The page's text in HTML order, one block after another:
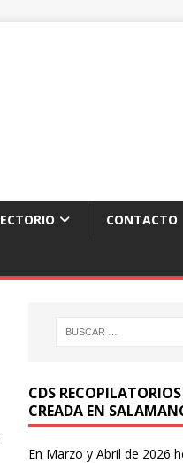
CONTACTO
CDS
CREADA EN
En Marzo y Abril de 2026